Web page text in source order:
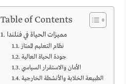
Table of Contents
مميزات الحياة في فنلندا
نظام التعليم الممتاز
جودة الحياة العالية
الأمان والاستقرار السياسي
الطبيعة الخلابة والأنشطة الخارجية